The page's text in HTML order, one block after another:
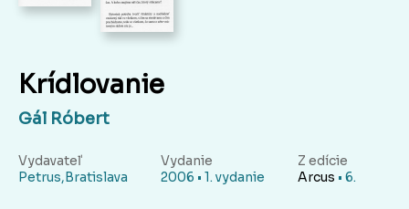
Krídlovanie
Gál Róbert
Vydavateľ
Petrus,Bratislava
Vydanie
2006 • 1. vydanie
Z edície
Arcus • 6.